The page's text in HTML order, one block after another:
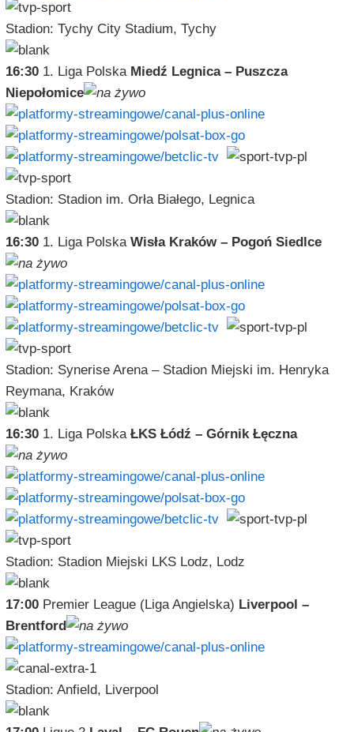
Stadion: Tychy City Stadium, Tychy
16:301. Liga Polska Miedź Legnica – Puszcza
Niepołomice
Stadion: Stadion im. Orła Białego, Legnica
16:301. Liga Polska Wisła Kraków – Pogoń Siedlce
Stadion: Synerise Arena – Stadion Miejski im. Henryka
Reymana, Kraków
16:301. Liga Polska ŁKS Łódź – Górnik Łęczna
Stadion: Stadion Miejski LKS Lodz, Lodz
17:00Premier League (Liga Angielska) Liverpool –
Brentford
Stadion: Anfield, Liverpool